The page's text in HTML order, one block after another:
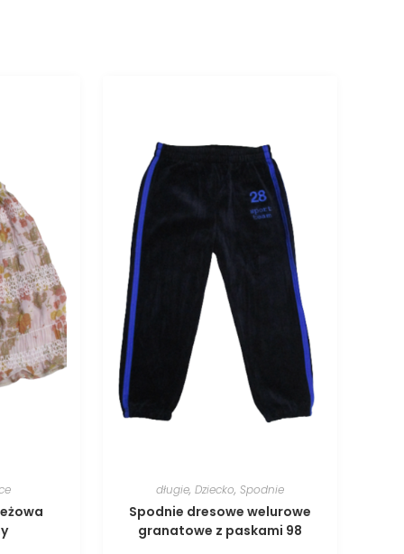
długie, Dziecko, Spodnie
Spodnie dresowe welurowe
granatowe z paskami 98